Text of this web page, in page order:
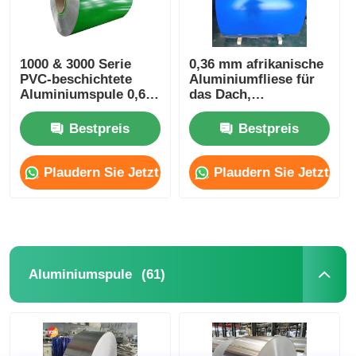
1000 & 3000 Serie
PVC-beschichtete
Aluminiumspule 0,6
mm Holzmaserung
Aluminiumspulenlager
für Dachrinnen,
Dächer und Wände
Bestpreis
Plaudern Sie Jetzt
0,36 mm afrikanische
Aluminiumfliese für
das Dach,
farbbeschichtete
Aluminiumspule,
korrosionsbeständig
Bestpreis
Plaudern Sie Jetzt
Aluminiumspule (61)